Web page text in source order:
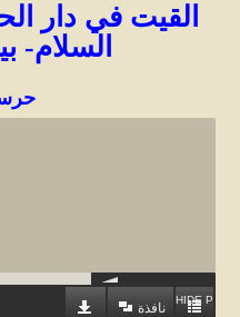
القيت في دار
السلام-
HIDE
نافذة